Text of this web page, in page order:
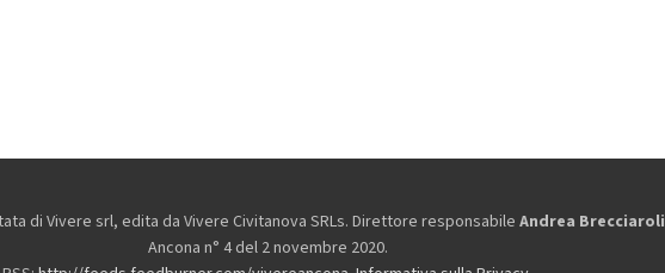
di Vivere srl, edita da Vivere Civitanova SRLs. Direttore responsabile Andrea Brecciaroli
Ancona n° 4 del 2 novembre 2020.